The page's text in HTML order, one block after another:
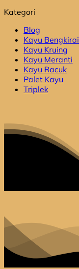
Kategori
Blog
Kayu Bengkirai
Kayu Kruing
Kayu Meranti
Kayu Racuk
Palet Kayu
Triplek